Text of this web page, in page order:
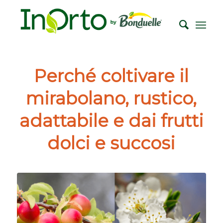
Perché coltivare il
mirabolano, rustico,
adattabile e dai frutti
dolci e succosi